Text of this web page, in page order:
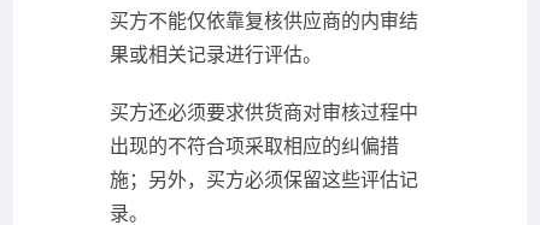
买方不能仅依靠复核供应商的内审结
果或相关记录进行评估。
买方还必须要求供货商对审核过程中
出现的不符合项采取相应的纠偏措
施；另外，买方必须保留这些评估记
录。